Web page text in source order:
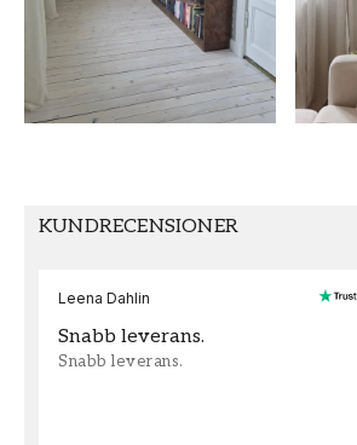
Blad Blue
FÄRG
Grå 50
KUNDRECENSIONER
Leena Dahlin
Snabb leverans.
Snabb leverans.